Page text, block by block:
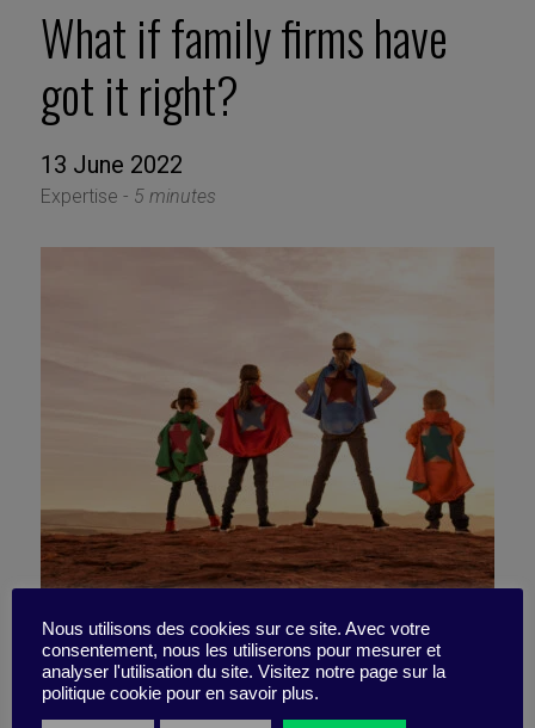
What if family firms have
got it right?
13 June 2022
Expertise - 5 minutes
Conquer the feeling of
powerlessness together
Nous utilisons des cookies sur ce site. Avec votre
consentement, nous les utiliserons pour mesurer et
analyser l'utilisation du site. Visitez notre page sur la
politique cookie pour en savoir plus.